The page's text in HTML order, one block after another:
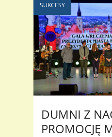
SUKCESY
DUMNI Z
PROMOCJĘ